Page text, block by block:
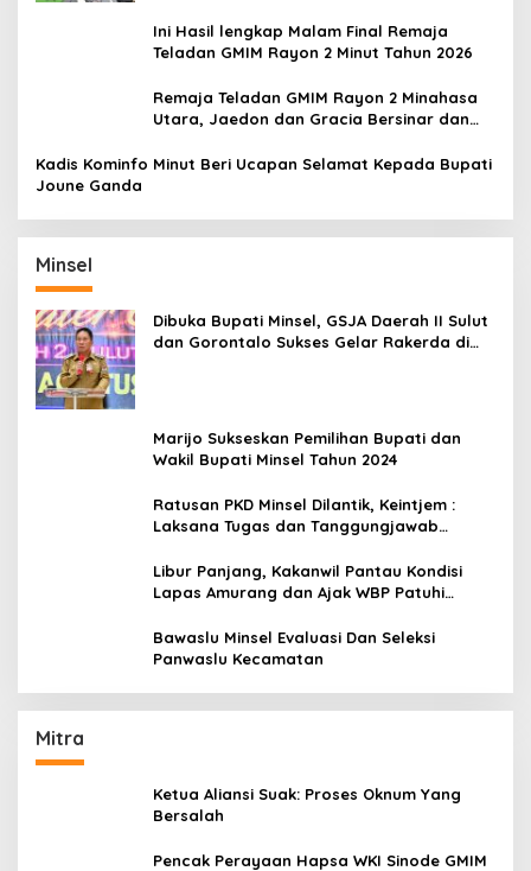
Ini Hasil lengkap Malam Final Remaja
Teladan GMIM Rayon 2 Minut Tahun 2026
Remaja Teladan GMIM Rayon 2 Minahasa
Utara, Jaedon dan Gracia Bersinar dan
Kadis Kominfo Minut Beri Ucapan Selamat Kepada Bupati
Joune Ganda
Minsel
Dibuka Bupati Minsel, GSJA Daerah II Sulut
dan Gorontalo Sukses Gelar Rakerda di
Marijo Sukseskan Pemilihan Bupati dan
Wakil Bupati Minsel Tahun 2024
Ratusan PKD Minsel Dilantik, Keintjem :
Laksana Tugas dan Tanggungjawab
Libur Panjang, Kakanwil Pantau Kondisi
Lapas Amurang dan Ajak WBP Patuhi
Bawaslu Minsel Evaluasi Dan Seleksi
Panwaslu Kecamatan
Mitra
Ketua Aliansi Suak: Proses Oknum Yang
Bersalah
Pencak Perayaan Hapsa WKI Sinode GMIM